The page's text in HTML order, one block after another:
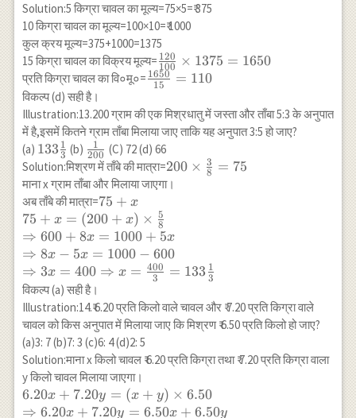
Solution:5 किग्रा चावल का मूल्य=75×5=₹ 375
10 किग्रा चावल का मूल्य=100×10=₹ 1000
कुल क्रय मूल्य=375+1000=1375
15 किग्रा चावल का विक्रय मूल्य=\frac{120}
{100}
\times
1375=1650
100
120 × 1375 = 1650
प्रति किग्रा चावल का वि०मू०=\frac{1650}
15
1650 = 110
विकल्प (d) सही है।
Illustration:13.200 ग्राम की एक मिश्रधातु में जस्ता और ताँबा 5:3 के अनुपात
में है,इसमें कितने ग्राम ताँबा मिलाया जाए ताकि यह अनुपात 3:5 हो जाए?
(a) 133
\frac{1}
{3}
133 3
1 (b) \frac{1}
{200}
200
1
(C) 72 (d) 66
Solution:मिश्रण में ताँबे की मात्रा=200
\times
200 × 8
3 = 75
माना x ग्राम ताँबा और मिलाया जाएगा।
अब ताँबे की मात्रा=75+x\\
75+x=
(200+x)
\times
\frac{5}{8}
\Rightarrow
600 + 8
x=1000+5 x
\\
\Rightarrow
8 x-5
x=1000-600
75 + x
75 + x = (200 + x) × 8
5
⇒ 600 + 8x = 1000 + 5x
⇒ 8x − 5x = 1000 − 600
⇒ 3x = 400 ⇒ x = 3
400 = 133 3
1
विकल्प (a) सही है।
Illustration:14.₹ 6.20 प्रति किलो वाले चावल और ₹ 7.20 प्रति किग्रा वाले
चावल को किस अनुपात में मिलाया जाए कि मिश्रण ₹ 6.50 प्रति किलो हो जाए?
(a)3: 7 (b)7: 3 (c)6: 4 (d)2: 5
Solution:माना x किलो चावल ₹ 6.20 प्रति किग्रा तथा ₹ 7.20 प्रति किग्रा वाला
y किलो चावल मिलाया जाएगा।
6.20 x+7.20 y=
(x+y) \times
6.20x + 7.20y = (x + y) × 6.50
⇒ 6.20x + 7.20y = 6.50x + 6.50y